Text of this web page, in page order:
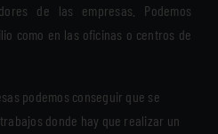
de las empresas. Podemos
como en las oficinas o centros de
podemos conseguir que se
donde hay que realizar un